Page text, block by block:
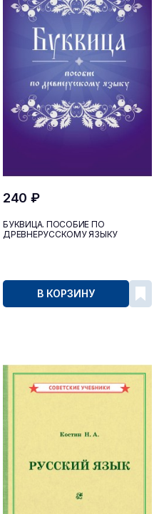
240 ₽
БУКВИЦА. ПОСОБИЕ ПО
ДРЕВНЕРУССКОМУ ЯЗЫКУ
В КОРЗИНУ